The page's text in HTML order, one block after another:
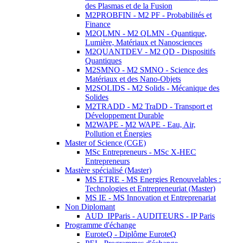
des Plasmas et de la Fusion
M2PROBFIN - M2 PF - Probabilités et
Finance
M2QLMN - M2 QLMN - Quantique,
Lumière, Matériaux et Nanosciences
M2QUANTDEV - M2 QD - Dispositifs
Quantiques
M2SMNO - M2 SMNO - Science des
Matériaux et des Nano-Objets
M2SOLIDS - M2 Solids - Mécanique des
Solides
M2TRADD - M2 TraDD - Transport et
Développement Durable
M2WAPE - M2 WAPE - Eau, Air,
Pollution et Énergies
Master of Science (CGE)
MSc Entrepreneurs - MSc X-HEC
Entrepreneurs
Mastère spécialisé (Master)
MS ETRE - MS Energies Renouvelables :
Technologies et Entrepreneuriat (Master)
MS IE - MS Innovation et Entreprenariat
Non Diplomant
AUD_IPParis - AUDITEURS - IP Paris
Programme d'échange
EuroteQ - Diplôme EuroteQ